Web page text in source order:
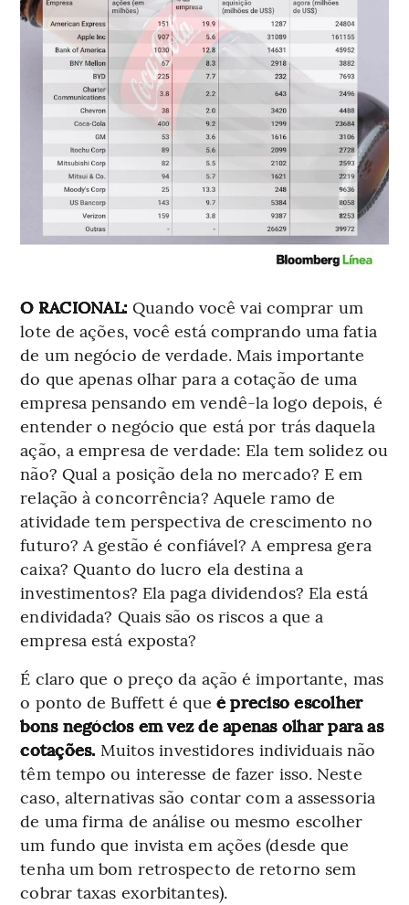
O RACIONAL:Quando você vai comprar um
lote de ações, você está comprando uma fatia
de um negócio de verdade. Mais importante
do que apenas olhar para a cotação de uma
empresa pensando em vendê-la logo depois, é
entender o negócio que está por trás daquela
ação, a empresa de verdade: Ela tem solidez ou
não? Qual a posição dela no mercado? E em
relação à concorrência? Aquele ramo de
atividade tem perspectiva de crescimento no
futuro? A gestão é confiável? A empresa gera
caixa? Quanto do lucro ela destina a
investimentos? Ela paga dividendos? Ela está
endividada? Quais são os riscos a que a
empresa está exposta?
É claro que o preço da ação é importante, mas
o ponto de Buffett é que é preciso escolher
bons negócios em vez de apenas olhar para as
cotações. Muitos investidores individuais não
têm tempo ou interesse de fazer isso. Neste
caso, alternativas são contar com a assessoria
de uma firma de análise ou mesmo escolher
um fundo que invista em ações (desde que
tenha um bom retrospecto de retorno sem
cobrar taxas exorbitantes).